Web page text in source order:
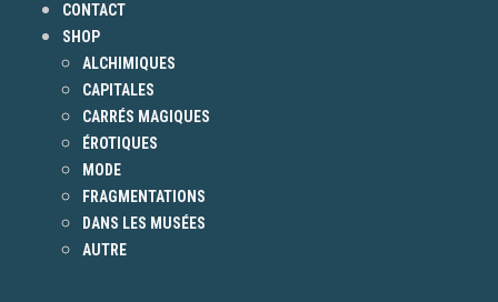
CONTACT
SHOP
ALCHIMIQUES
CAPITALES
CARRÉS MAGIQUES
ÉROTIQUES
MODE
FRAGMENTATIONS
DANS LES MUSÉES
AUTRE